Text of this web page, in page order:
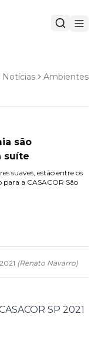
Notícias Ambientes
são
suíte
suaves, estão entre os
para a CASACOR São
(Renato Navarro)